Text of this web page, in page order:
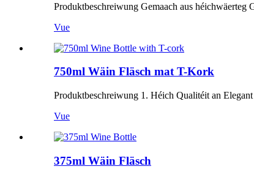
Produktbeschreiwung Gemaach aus héichwäerteg
Vue
750ml Wäin Fläsch mat T-Kork
Produktbeschreiwung 1. Héich Qualitéit an
Vue
375ml Wäin Fläsch